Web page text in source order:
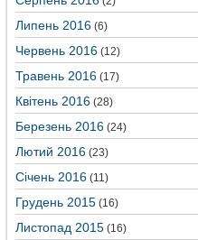
Липень 2016 (6)
Червень 2016 (12)
Травень 2016 (17)
Квітень 2016 (28)
Березень 2016 (24)
Лютий 2016 (23)
Січень 2016 (11)
Грудень 2015 (16)
Листопад 2015 (16)